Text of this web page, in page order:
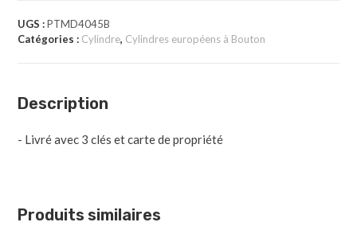
UGS :PTMD4045B
Catégories : Cylindre, Cylindres européens à Bouton
Description
- Livré avec 3 clés et carte de propriété
Produits similaires